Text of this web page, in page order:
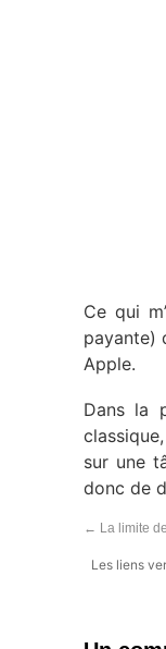
Ce qui
payante)
Apple.
Dans la
sur une
donc de
← La limite
Les liens